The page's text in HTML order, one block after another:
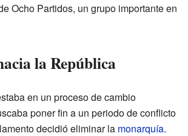
Ocho Partidos, un grupo importante en
la República
en un proceso de cambio
poner fin a un periodo de conflicto
decidió eliminar la monarquía.